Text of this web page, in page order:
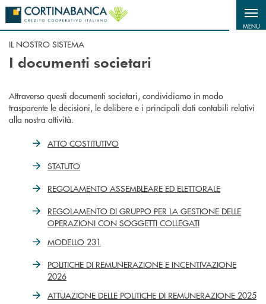
Salta al contenuto principale
MENU
IL NOSTRO SISTEMA
I documenti societari
Attraverso questi documenti societari, condividiamo in modo
trasparente le decisioni, le delibere e i principali dati contabili relativi
alla nostra attività.
ATTO COSTITUTIVO
STATUTO
REGOLAMENTO ASSEMBLEARE ED ELETTORALE
REGOLAMENTO DI GRUPPO PER LA GESTIONE DELLE
OPERAZIONI CON SOGGETTI COLLEGATI
MODELLO 231
POLITICHE DI REMUNERAZIONE E INCENTIVAZIONE
2026
ATTUAZIONE DELLE POLITICHE DI REMUNERAZIONE 2025